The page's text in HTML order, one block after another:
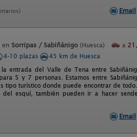
Email
en Sorripas / Sabiñánigo (Huesca) a
4-10 plazas
45 km de Huesca
entrada del Valle de Tena entre
5 y 7 personas. Estamos entre
tipo turístico donde puede encontrar de
esquí, también pueden ir a hacer
Email